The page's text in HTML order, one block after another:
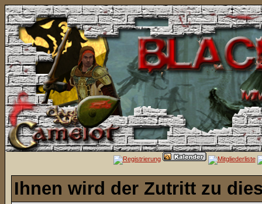
Ihnen wird der Zutritt zu